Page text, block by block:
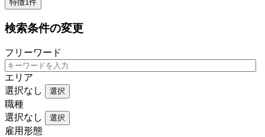
特徴1件
検索条件の変更
フリーワード
エリア
選択なし
選択
職種
選択なし
選択
雇用形態